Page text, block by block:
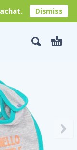
Dismiss